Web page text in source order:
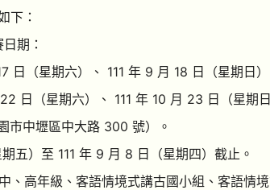
下：
期：
日（星期六）、 111 年 9 月 18 日（星期日）
日（星期六）、 111 年 10 月 23 日（星期
市中壢區中大路 300 號）。
五）至 111 年 9 月 8 日（星期四）截止。
、高年級、客語情境式講古國小組、客語情